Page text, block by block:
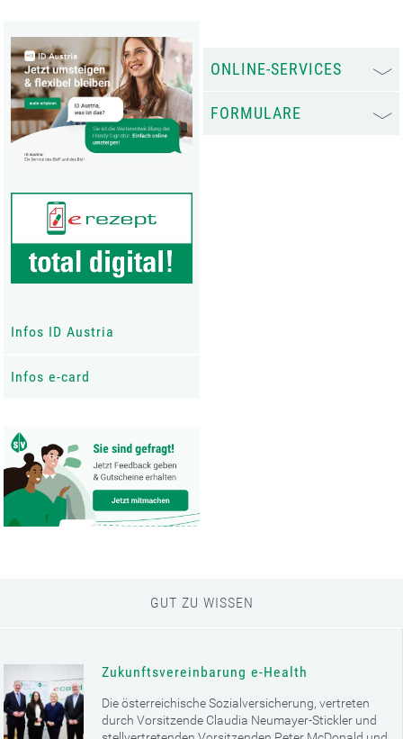
Infos ID Austria
Infos e-card
ONLINE-SERVICES
FORMULARE
GUT ZU WISSEN
Zukunftsvereinbarung e-Health
Die österreichische Sozialversicherung, vertreten
durch Vorsitzende Claudia Neumayer-Stickler und